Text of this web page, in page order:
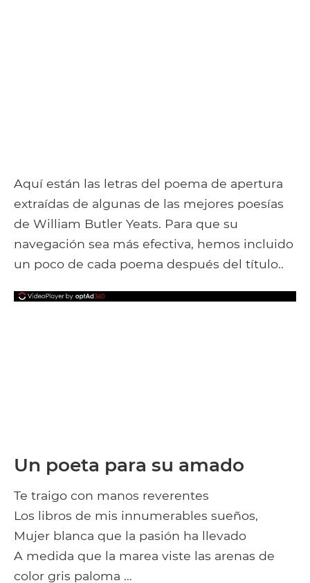
Aquí están las letras del poema de apertura
extraídas de algunas de las mejores poesías
de William Butler Yeats. Para que su
navegación sea más efectiva, hemos incluido
un poco de cada poema después del título..
Un poeta para su amado
Te traigo con manos reverentes
Los libros de mis innumerables sueños,
Mujer blanca que la pasión ha llevado
A medida que la marea viste las arenas de
color gris paloma ...